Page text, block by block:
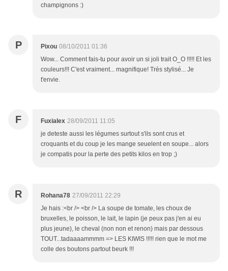
champignons :)
P Pixou 08/10/2011 01:36
Wow... Comment fais-tu pour avoir un si joli trait O_O !!!!! Et les
couleurs!!! C'est vraiment... magnifique! Très stylisé... Je
t'envie.
F Fuxialex 28/09/2011 11:05
je deteste aussi les légumes surtout s'ils sont crus et
croquants et du coup je les mange seuelent en soupe... alors
je compatis pour la perte des petits kilos en trop ;)
R Rohana78 27/09/2011 22:29
Je hais :<br /> <br /> La soupe de tomate, les choux de
bruxelles, le poisson, le lait, le lapin (je peux pas j'en ai eu
plus jeune), le cheval (non non et renon) mais par dessous
TOUT...tadaaaammmm => LES KIWIS !!!!! rien que le mot me
colle des boutons partout beurk !!!